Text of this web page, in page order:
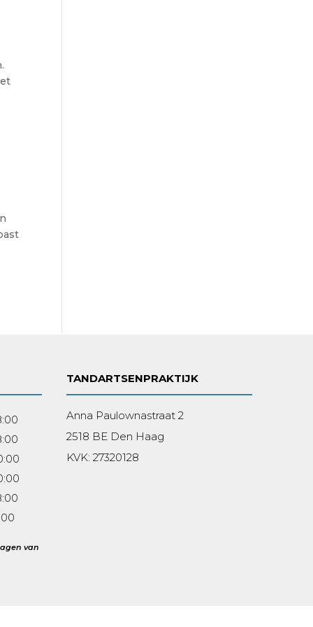
van
TANDARTSENPRAKTIJK
Anna Paulownastraat 2
2518 BE Den Haag
KVK: 27320128